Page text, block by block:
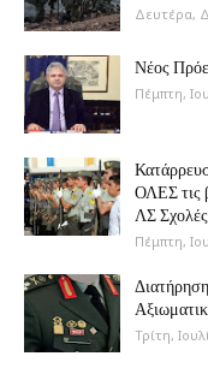
Δευτέρα,
Νέος
Πέμπτη,
ΟΛΕΣ τις
ΛΣ
Πέμπτη,
Τρίτη,